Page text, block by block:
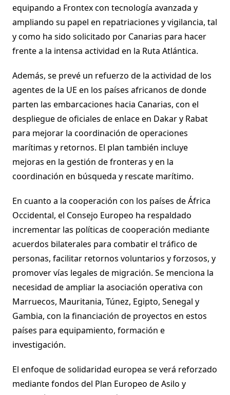
equipando a Frontex con tecnología avanzada y
ampliando su papel en repatriaciones y vigilancia, tal
y como ha sido solicitado por Canarias para hacer
frente a la intensa actividad en la Ruta Atlántica.
Además, se prevé un refuerzo de la actividad de los
agentes de la UE en los países africanos de donde
parten las embarcaciones hacia Canarias, con el
despliegue de oficiales de enlace en Dakar y Rabat
para mejorar la coordinación de operaciones
marítimas y retornos. El plan también incluye
mejoras en la gestión de fronteras y en la
coordinación en búsqueda y rescate marítimo.
En cuanto a la cooperación con los países de África
Occidental, el Consejo Europeo ha respaldado
incrementar las políticas de cooperación mediante
acuerdos bilaterales para combatir el tráfico de
personas, facilitar retornos voluntarios y forzosos, y
promover vías legales de migración. Se menciona la
necesidad de ampliar la asociación operativa con
Marruecos, Mauritania, Túnez, Egipto, Senegal y
Gambia, con la financiación de proyectos en estos
países para equipamiento, formación e
investigación.
El enfoque de solidaridad europea se verá reforzado
mediante fondos del Plan Europeo de Asilo y